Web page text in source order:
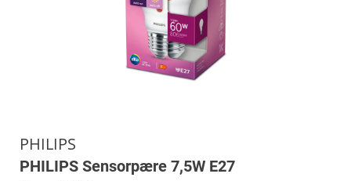
PHILIPS
PHILIPS Sensorpære 7,5W E27